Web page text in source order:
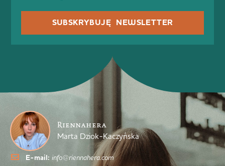
SUBSKRYBUJĘ NEWSLETTER
Riennahera
Marta Dziok-Kaczyńska
E-mail: info@riennahera.com